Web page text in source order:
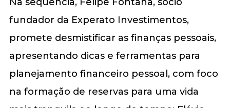
fundador da Experato Investimentos,
promete desmistificar as finanças pessoais,
apresentando dicas e ferramentas para
planejamento financeiro pessoal, com foco
na formação de reservas para uma vida